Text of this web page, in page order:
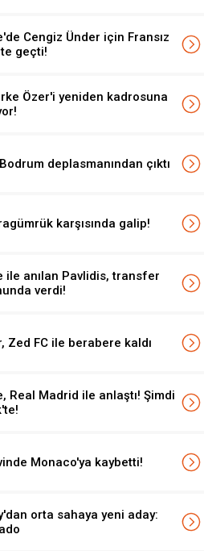
Cengiz Ünder için Fransız
geçti!
Özer'i yeniden kadrosuna
deplasmanından çıktı
karşısında galip!
ile anılan Pavlidis, transfer
verdi!
Zed FC ile berabere kaldı
Real Madrid ile anlaştı! Şimdi
Monaco'ya kaybetti!
orta sahaya yeni aday: